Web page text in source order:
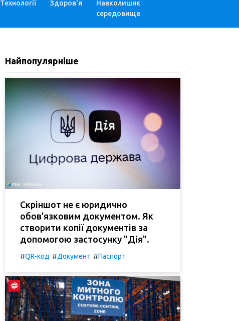
Технології Здоров'я
Навколишнє
середовище
Найпопулярніше
Скріншот не є юридично
обов'язковим документом. Як
створити копії документів за
допомогою застосунку "Дія".
#QR-код #Документ #Паспорт